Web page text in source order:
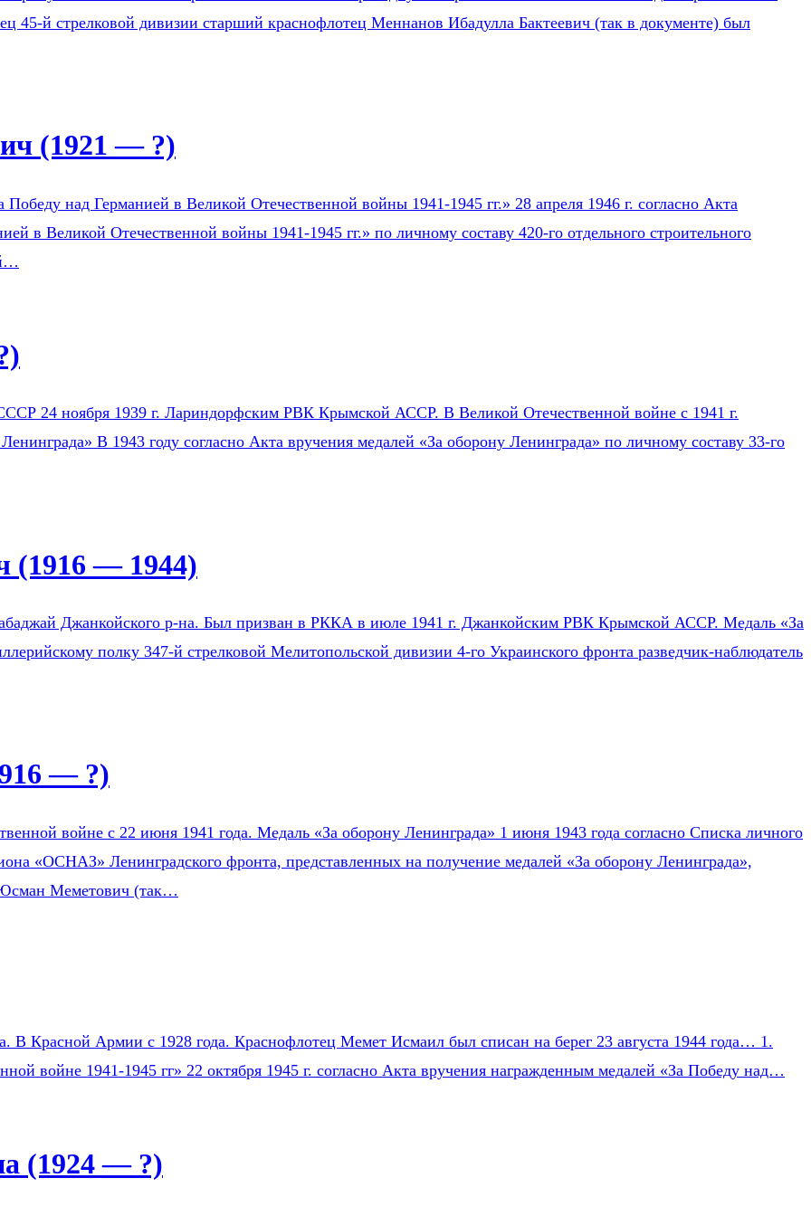
45-й стрелковой дивизии старший краснофлотец Меннанов Ибадулла Бактеевич (так в документе) был
(1921 — ?)
над Германией в Великой Отечественной войны 1941-1945 гг.» 28 апреля 1946 г. согласно Акта
в Великой Отечественной войны 1941-1945 гг.» по личному составу 420-го отдельного строительного
24 ноября 1939 г. Лариндорфским РВК Крымской АССР. В Великой Отечественной войне с 1941 г.
В 1943 году согласно Акта вручения медалей «За оборону Ленинграда» по личному составу 33-го
(1916 — 1944)
Джанкойского р-на. Был призван в РККА в июле 1941 г. Джанкойским РВК Крымской АССР. Медаль «За
полку 347-й стрелковой Мелитопольской дивизии 4-го Украинского фронта разведчик-наблюдатель
— ?)
войне с 22 июня 1941 года. Медаль «За оборону Ленинграда» 1 июня 1943 года согласно Списка личного
«ОСНАЗ» Ленинградского фронта, представленных на получение медалей «За оборону Ленинграда»,
Меметович (так…
В Красной Армии с 1928 года. Краснофлотец Мемет Исмаил был списан на берег 23 августа 1944 года… 1.
войне 1941-1945 гг» 22 октября 1945 г. согласно Акта вручения награжденным медалей «За Победу над…
(1924 — ?)